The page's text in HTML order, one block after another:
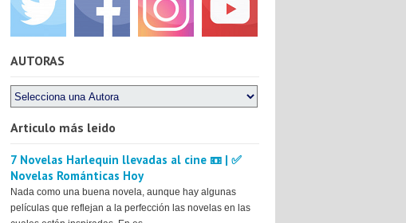
AUTORAS
Articulo más leido
7 Novelas Harlequin llevadas al cine 📼 | ✅
Novelas Románticas Hoy
Nada como una buena novela, aunque hay algunas
películas que reflejan a la perfección las novelas en las